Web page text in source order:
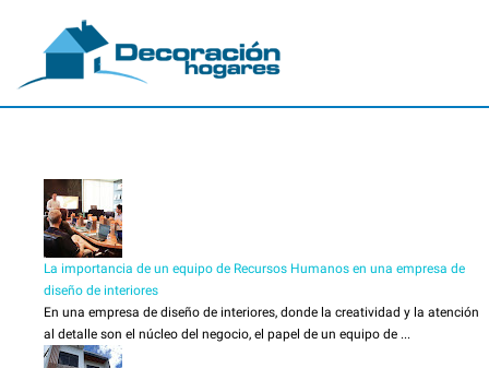
La importancia de un equipo de Recursos Humanos en una empresa de
diseño de interiores
En una empresa de diseño de interiores, donde la creatividad y la atención
al detalle son el núcleo del negocio, el papel de un equipo de ...